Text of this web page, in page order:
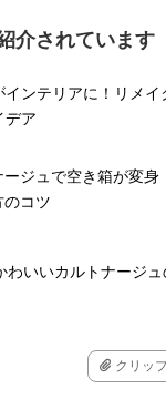
介されています
インテリアに！リメ
デア
ージュで空き箱が変身
のコツ
わいいカルトナージ
クリッ